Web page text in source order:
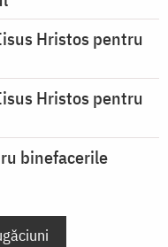
Hristos pentru
Hristos pentru
binefacerile